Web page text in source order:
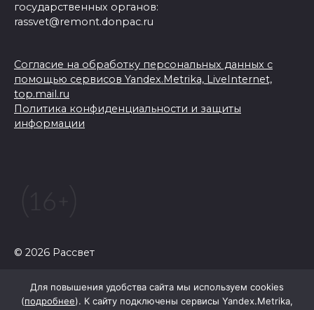
государственных органов:
rassvet@remont.donpac.ru
Согласие на обработку персональных данных с
помощью сервисов Yandex.Metrika, LiveInternet,
top.mail.ru
Политика конфиденциальности и защиты
информации
© 2026 Рассвет
Для повышения удобства сайта мы используем cookies
(подробнее). К сайту подключены сервисы Yandex.Metrika,